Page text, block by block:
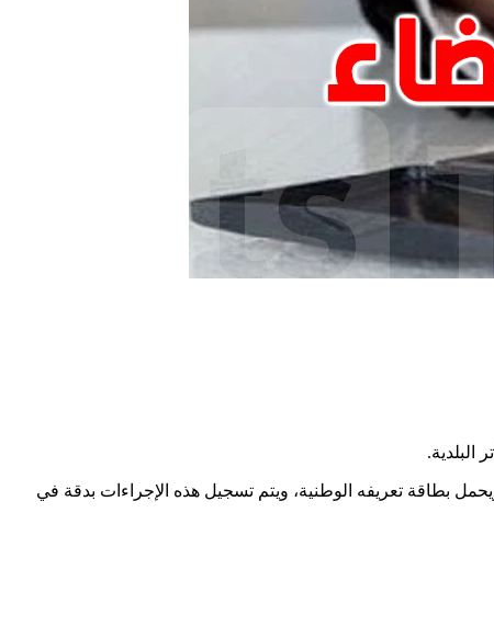
.
بطاقة تعريفه الوطنية، ويتم تسجيل هذه الإجراءات بدقة في